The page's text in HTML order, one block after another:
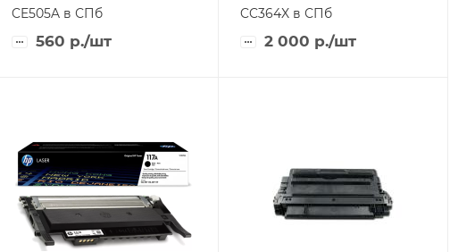
CE505A в СПб
560 р./шт
CC364X в СПб
2 000 р./шт